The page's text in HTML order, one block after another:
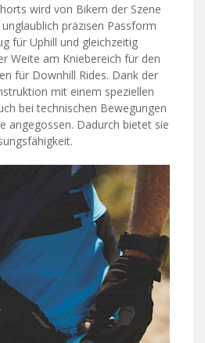
wird von Bikern der Szene
präzisen Passform
für Uphill und gleichzeitig
Weite am Kniebereich für den
für Downhill Rides. Dank der
mit einem speziellen
bei technischen Bewegungen
angegossen. Dadurch bietet sie